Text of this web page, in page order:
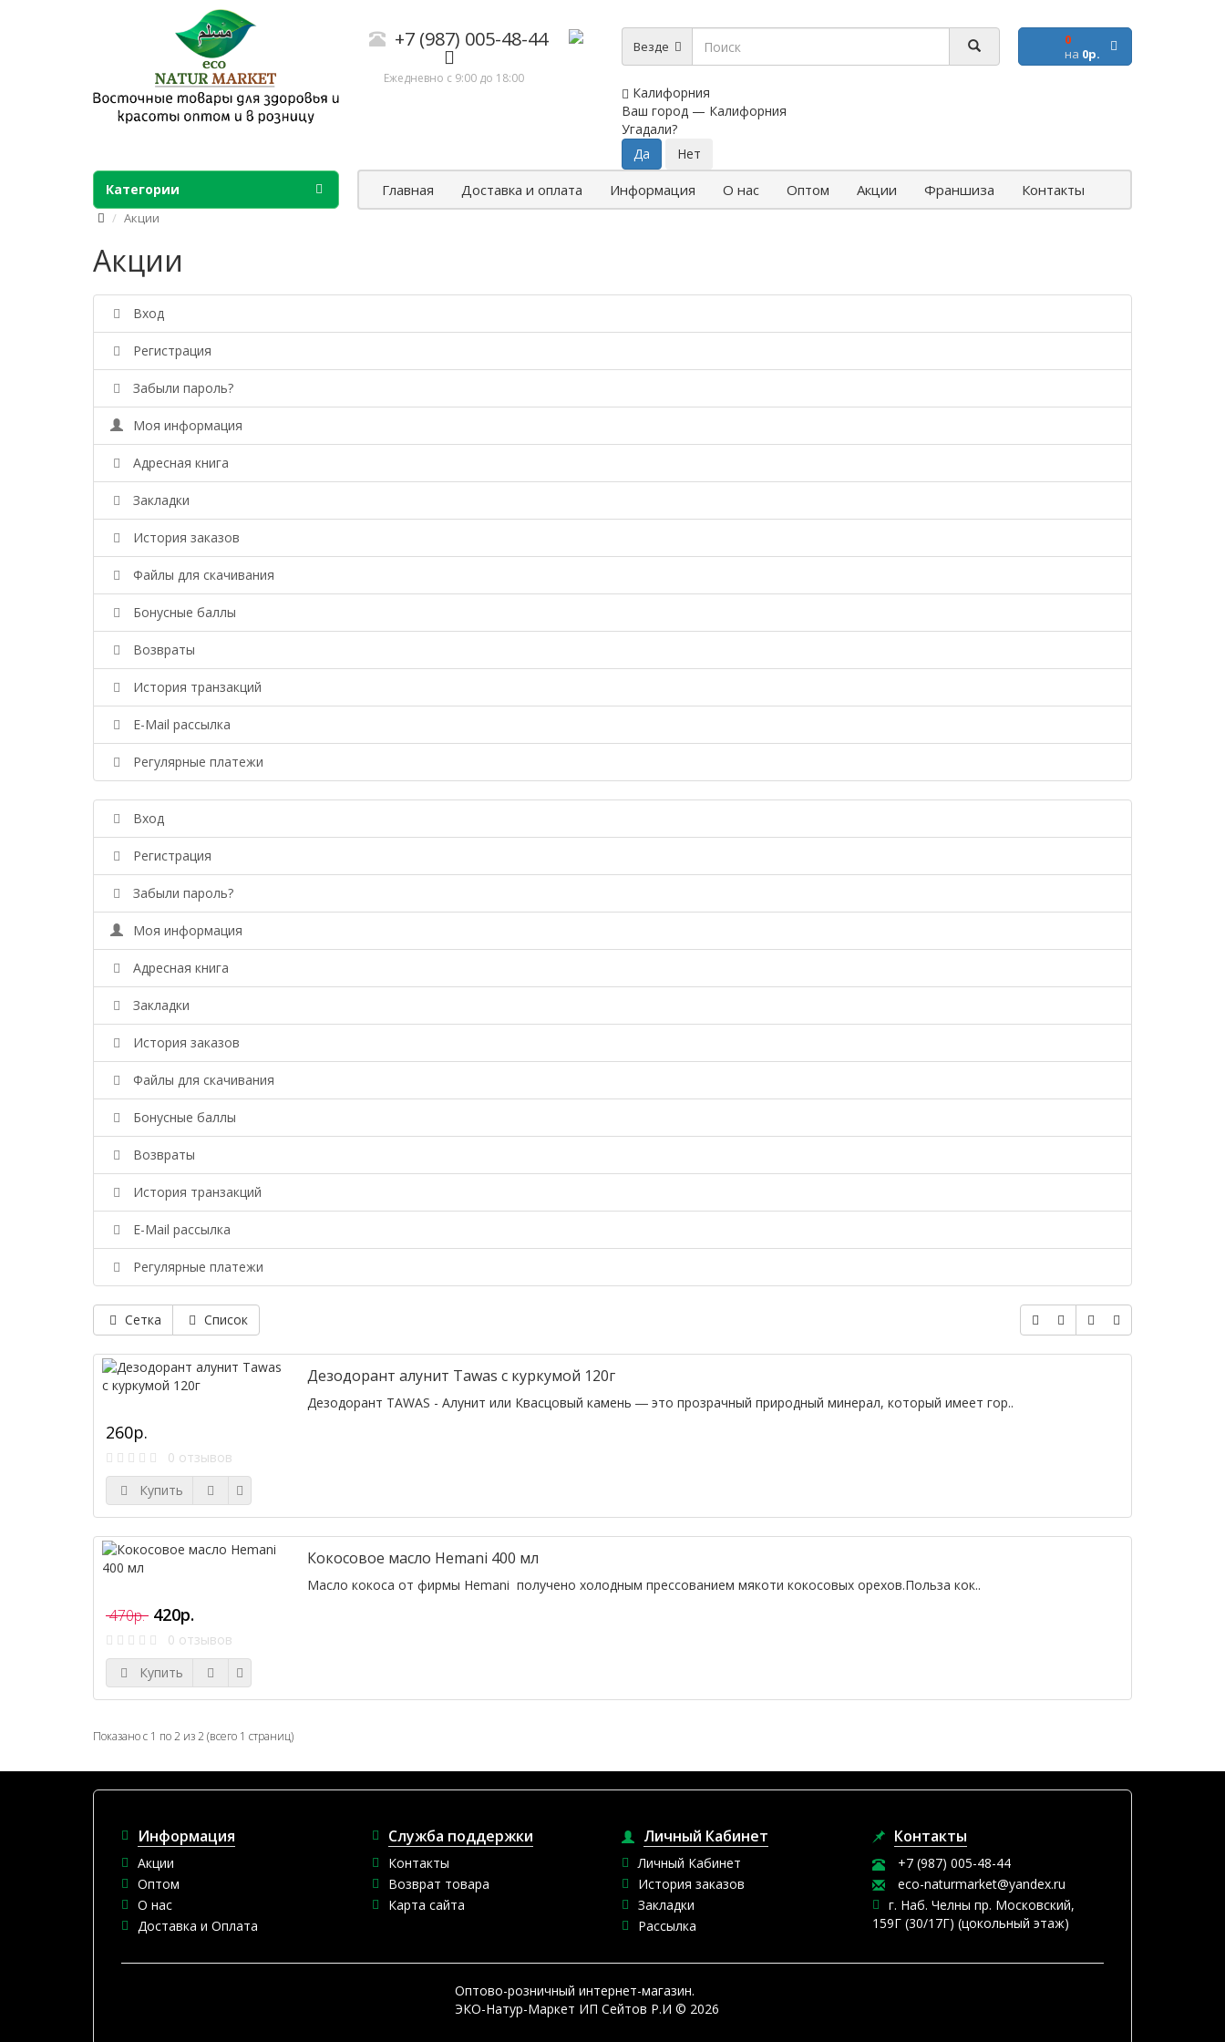
+7 (987) 005-48-44
Ежедневно с 9:00 до 18:00
Везде
Калифорния
Ваш город — Калифорния
Угадали?
0
на 0р.
Главная Доставка и оплата Информация О нас Оптом Акции Франшиза Контакты
Категории
Акции
Акции
Вход
Регистрация
Забыли пароль?
Моя информация
Адресная книга
Закладки
История заказов
Файлы для скачивания
Бонусные баллы
Возвраты
История транзакций
E-Mail рассылка
Регулярные платежи
Вход
Регистрация
Забыли пароль?
Моя информация
Адресная книга
Закладки
История заказов
Файлы для скачивания
Бонусные баллы
Возвраты
История транзакций
E-Mail рассылка
Регулярные платежи
Сетка Список
Дезодорант алунит Tawas с куркумой 120г
Дезодорант TAWAS - Алунит или Квасцовый камень ― это прозрачный природный минерал, который имеет гор..
260р.
0 отзывов
Купить
Кокосовое масло Hemani 400 мл
Масло кокоса от фирмы Hemani получено холодным прессованием мякоти кокосовых орехов.Польза кок..
470р. 420р.
0 отзывов
Купить
Показано с 1 по 2 из 2 (всего 1 страниц)
Информация
Акции
Оптом
О нас
Доставка и Оплата
Служба поддержки
Контакты
Возврат товара
Карта сайта
Личный Кабинет
Личный Кабинет
История заказов
Закладки
Рассылка
Контакты
+7 (987) 005-48-44
eco-naturmarket@yandex.ru
г. Наб. Челны пр. Московский,
159Г (30/17Г) (цокольный этаж)
Оптово-розничный интернет-магазин.
ЭКО-Натур-Маркет ИП Сейтов Р.И © 2026